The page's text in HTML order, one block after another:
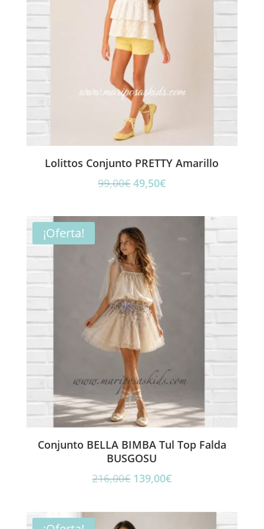
Lolittos Conjunto PRETTY Amarillo
99,00€El
original
era:
99,00€.
49,50€El
actual
¡Oferta!
Conjunto BELLA BIMBA Tul Top Falda
BUSGOSU
216,00€ El
original
era:
139,00€El
actual